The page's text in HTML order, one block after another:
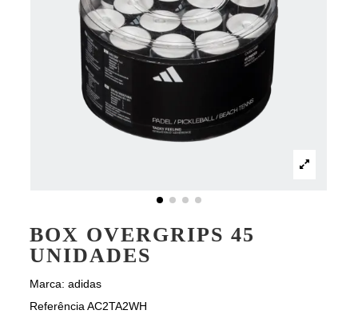
BOX OVERGRIPS 45
UNIDADES
Marca: adidas
Referência AC2TA2WH